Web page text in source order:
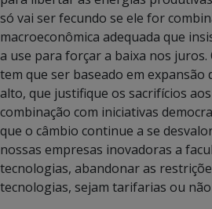
só vai ser fecundo se ele for
macroeconômica adequada que
a use para forçar a baixa nos juros.
tem que ser baseado em
alto, que justifique os sacrifícios
combinação com iniciativas
que o câmbio continue a se
nossas empresas inovadoras a
tecnologias, abandonar as
tecnologias, sejam tarifarias ou